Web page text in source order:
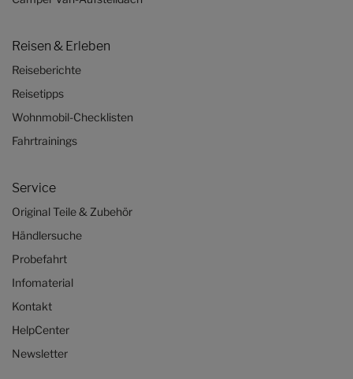
Reisen & Erleben
Reiseberichte
Reisetipps
Wohnmobil-Checklisten
Fahrtrainings
Service
Original Teile & Zubehör
Händlersuche
Probefahrt
Infomaterial
Kontakt
HelpCenter
Newsletter